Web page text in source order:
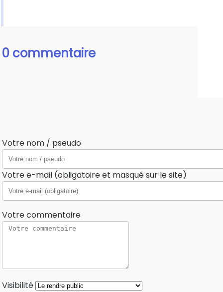
0 commentaire
Votre nom / pseudo
Votre e-mail (obligatoire et masqué sur le site)
Votre commentaire
Visibilité